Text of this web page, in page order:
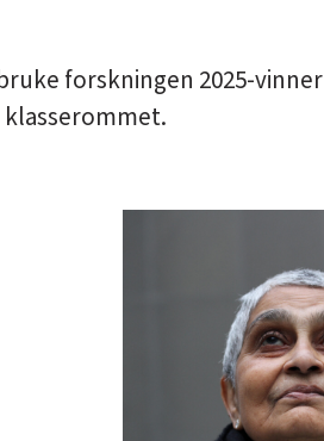
forskningen 2025-
klasserommet.